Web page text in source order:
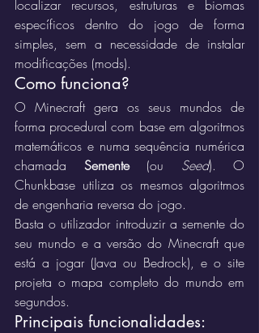
localizar recursos, estruturas e biomas
específicos dentro do jogo de forma
simples, sem a necessidade de instalar
modificações (mods).
Como funciona?
O Minecraft gera os seus mundos de
forma procedural com base em algoritmos
matemáticos e numa sequência numérica
chamada Semente (ou Seed). O
Chunkbase utiliza os mesmos algoritmos
de engenharia reversa do jogo.
Basta o utilizador introduzir a semente do
seu mundo e a versão do Minecraft que
está a jogar (Java ou Bedrock), e o site
projeta o mapa completo do mundo em
segundos.
Principais funcionalidades: